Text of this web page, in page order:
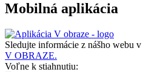
Mobilná aplikácia
Sledujte informácie z nášho webu v
V OBRAZE.
Voľne k stiahnutiu: